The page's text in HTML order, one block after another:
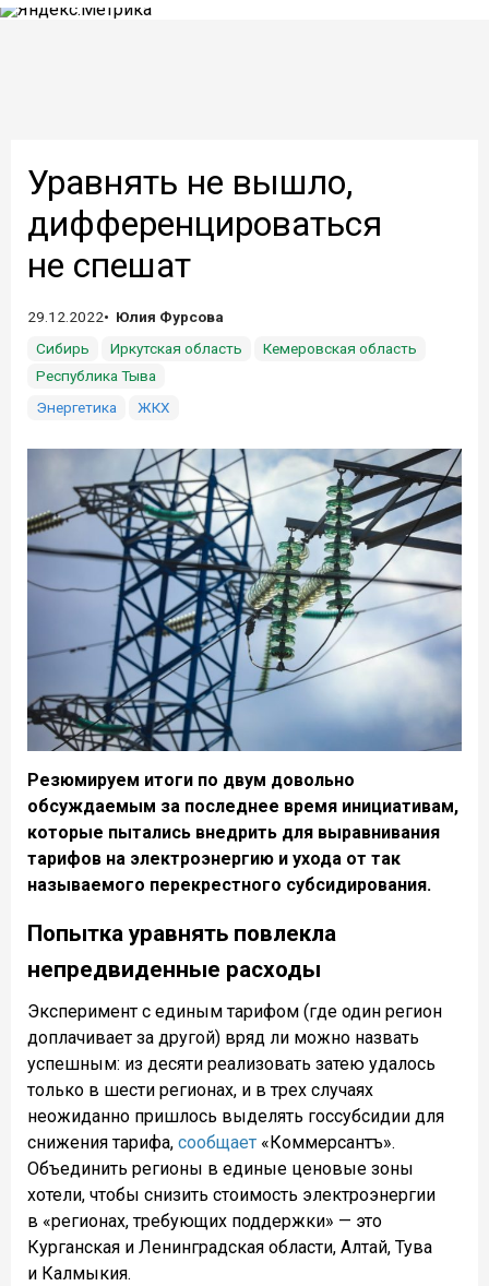
Уравнять не вышло,
дифференцироваться
не спешат
29.12.2022
Юлия Фурсова
Сибирь
Иркутская область
Кемеровская область
Республика Тыва
Энергетика
ЖКХ
Резюмируем итоги по двум довольно
обсуждаемым за последнее время инициативам,
которые пытались внедрить для выравнивания
тарифов на электроэнергию и ухода от так
называемого перекрестного субсидирования.
Попытка уравнять повлекла
непредвиденные расходы
Эксперимент с единым тарифом (где один регион
доплачивает за другой) вряд ли можно назвать
успешным: из десяти реализовать затею удалось
только в шести регионах, и в трех случаях
неожиданно пришлось выделять госсубсидии для
снижения тарифа, сообщает «Коммерсантъ».
Объединить регионы в единые ценовые зоны
хотели, чтобы снизить стоимость электроэнергии
в «регионах, требующих поддержки» — это
Курганская и Ленинградская области, Алтай, Тува
и Калмыкия.